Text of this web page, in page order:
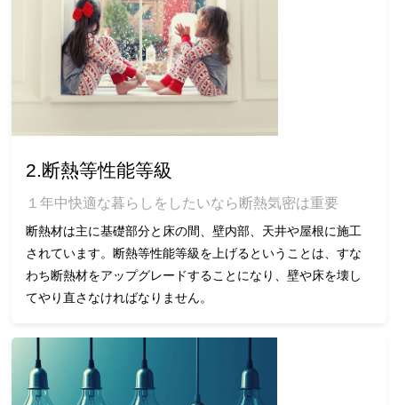
2.断熱等性能等級
１年中快適な暮らしをしたいなら断熱気密は重要
断熱材は主に基礎部分と床の間、壁内部、天井や屋根に施工
されています。断熱等性能等級を上げるということは、すな
わち断熱材をアップグレードすることになり、壁や床を壊し
てやり直さなければなりません。